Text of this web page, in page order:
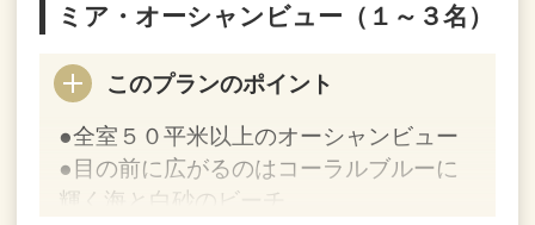
ミア・オーシャンビュー（１～３名）
このプランのポイント
●全室５０平米以上のオーシャンビュー
●目の前に広がるのはコーラルブルーに
輝く海と白砂のビーチ